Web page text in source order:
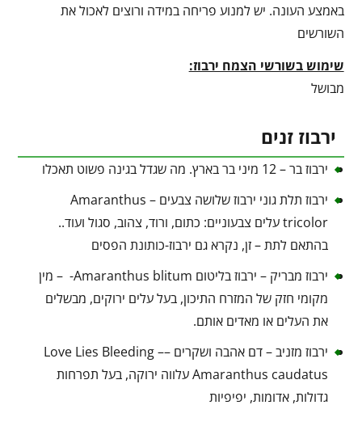
באמצע העונה. יש למנוע פריחה במידה ורוצים לאכול את
השורשים
שימוש בשורשי הצמח ירבוז:
מבושל
ירבוז זנים
ירבוז בר – 12 מיני בר בארץ. מה שגדל בגינה פשוט תאכלו
ירבוז תלת גוני ירבוז שלושה צבעים – Amaranthus
tricolor עלים צבעוניים: כתום, ורוד, צהוב, סגול ועוד..
בהתאם לתת – זן, נקרא גם ירבוז-כותונת הפסים
ירבוז מבריק – ירבוז בליטום Amaranthus blitum- – מין
מקומי חזק של המזרח התיכון, בעל עלים ירוקים, מבשלים
את העלים או מאדים אותם.
ירבוז מזניב – דם אהבה ושקרים –Love Lies Bleeding –
Amaranthus caudatus עלווה ירוקה, בעל תפרחות
גדולות, אדומות, יפיפיות